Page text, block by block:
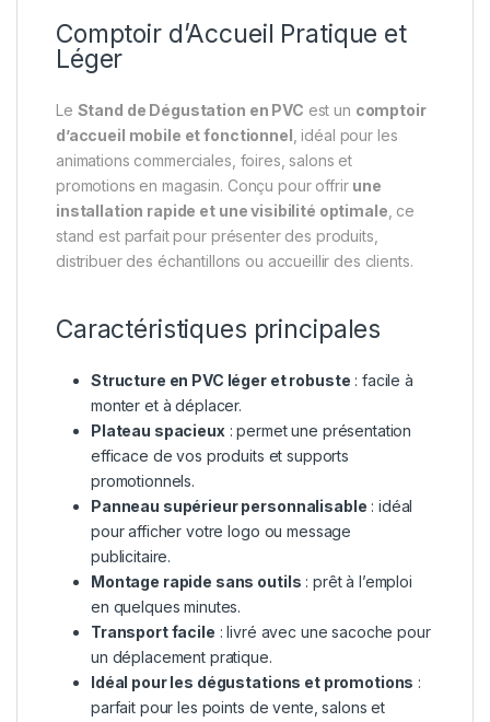
Comptoir d’Accueil Pratique et
Léger
Le Stand de Dégustation en PVC est un comptoir
d’accueil mobile et fonctionnel , idéal pour les
animations commerciales, foires, salons et
promotions en magasin. Conçu pour offrir une
installation rapide et une visibilité optimale , ce
stand est parfait pour présenter des produits,
distribuer des échantillons ou accueillir des clients.
Caractéristiques principales
Structure en PVC léger et robuste : facile à
monter et à déplacer.
Plateau spacieux : permet une présentation
efficace de vos produits et supports
promotionnels.
Panneau supérieur personnalisable : idéal
pour afficher votre logo ou message
publicitaire.
Montage rapide sans outils : prêt à l’emploi
en quelques minutes.
Transport facile : livré avec une sacoche pour
un déplacement pratique.
Idéal pour les dégustations et promotions :
parfait pour les points de vente, salons et